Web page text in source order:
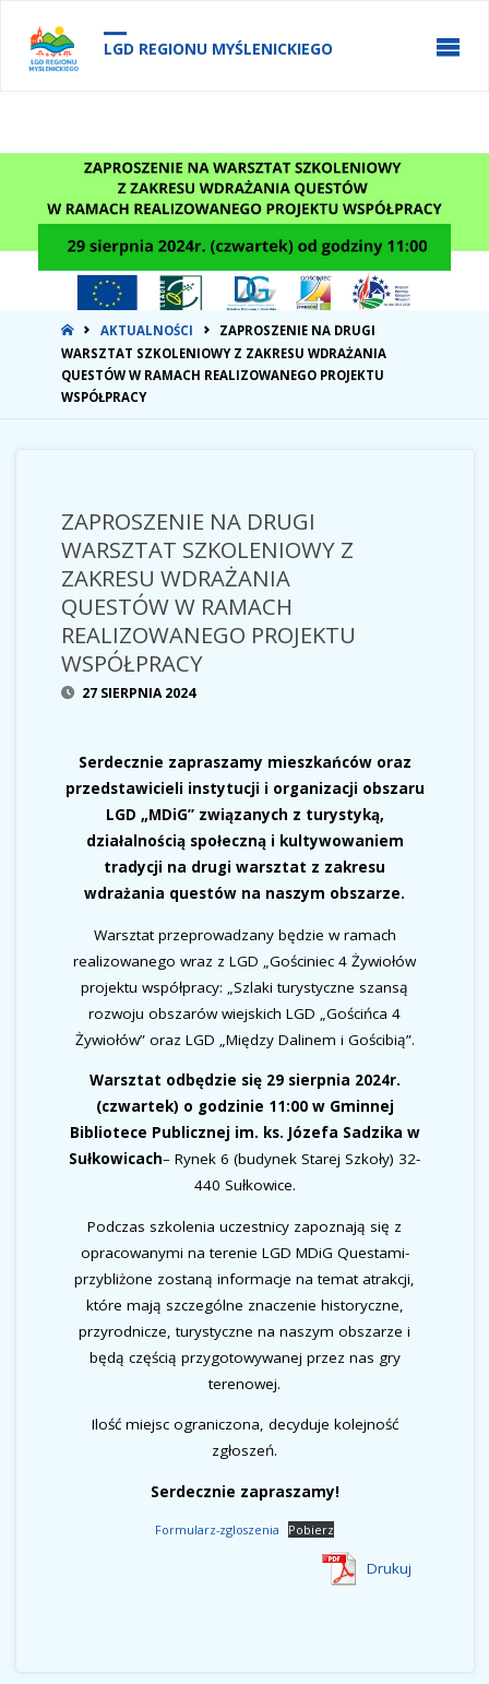
LGD REGIONU MYŚLENICKIEGO
STRONA
GŁÓWNA
AKTUALNOŚCI
ZAPROSZENIE NA DRUGI
WARSZTAT SZKOLENIOWY Z ZAKRESU WDRAŻANIA
QUESTÓW W RAMACH REALIZOWANEGO PROJEKTU
WSPÓŁPRACY
ZAPROSZENIE NA DRUGI
WARSZTAT SZKOLENIOWY Z
ZAKRESU WDRAŻANIA
QUESTÓW W RAMACH
REALIZOWANEGO PROJEKTU
WSPÓŁPRACY
27 SIERPNIA 2024
Serdecznie zapraszamy mieszkańców oraz
przedstawicieli instytucji i organizacji obszaru
LGD „MDiG” związanych z turystyką,
działalnością społeczną i kultywowaniem
tradycji na drugi warsztat z zakresu
wdrażania questów na naszym obszarze.
Warsztat przeprowadzany będzie w ramach
realizowanego wraz z LGD „Gościniec 4 Żywiołów
projektu współpracy: „Szlaki turystyczne szansą
rozwoju obszarów wiejskich LGD „Gościńca 4
Żywiołów” oraz LGD „Między Dalinem i Gościbią”.
Warsztat odbędzie się 29 sierpnia 2024r.
(czwartek) o godzinie 11:00 w Gminnej
Bibliotece Publicznej im. ks. Józefa Sadzika w
Sułkowicach– Rynek 6 (budynek Starej Szkoły) 32-
440 Sułkowice.
Podczas szkolenia uczestnicy zapoznają się z
opracowanymi na terenie LGD MDiG Questami-
przybliżone zostaną informacje na temat atrakcji,
które mają szczególne znaczenie historyczne,
przyrodnicze, turystyczne na naszym obszarze i
będą częścią przygotowywanej przez nas gry
terenowej.
Ilość miejsc ograniczona, decyduje kolejność
zgłoszeń.
Serdecznie zapraszamy!
Formularz-zgloszenia Pobierz
Drukuj